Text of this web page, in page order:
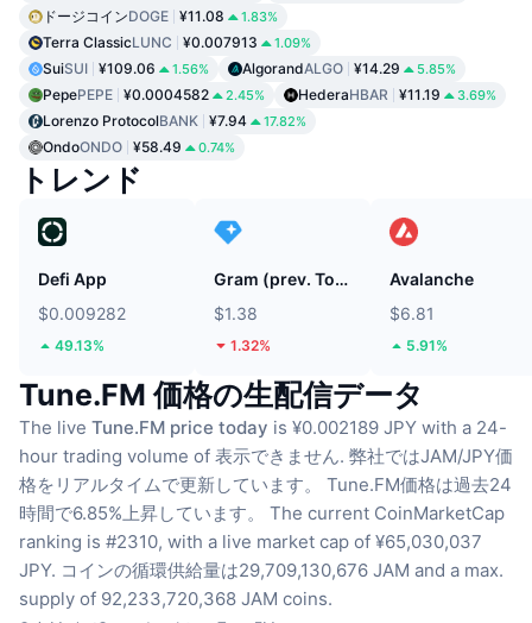
ドージコインDOGE ¥11.08 1.83%
Terra ClassicLUNC ¥0.007913 1.09%
SuiSUI ¥109.06 1.56% AlgorandALGO ¥14.29 5.85%
PepePEPE ¥0.0004582 2.45% HederaHBAR ¥11.19 3.69%
Lorenzo ProtocolBANK ¥7.94 17.82%
OndoONDO ¥58.49 0.74%
トレンド
Defi App
$0.009282
49.13%
Gram (prev. Toncoin)
$1.38
1.32%
Avalanche
$6.81
5.91%
Tune.FM 価格の生配信データ
The live Tune.FM price today is ¥0.002189 JPY with a 24-
hour trading volume of 表示できません. 弊社ではJAM/JPY価
格をリアルタイムで更新しています。
Tune.FM価格は過去24
時間で6.85%上昇しています。
The current CoinMarketCap
ranking is #2310, with a live market cap of ¥65,030,037
JPY. コインの循環供給量は29,709,130,676 JAM and a max.
supply of 92,233,720,368 JAM coins.